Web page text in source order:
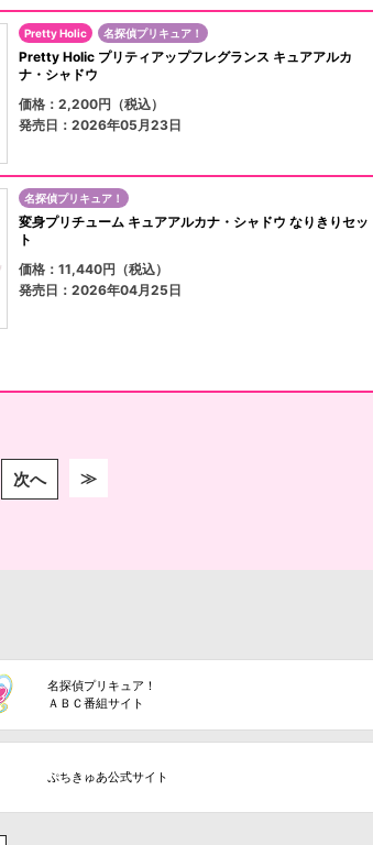
Pretty Holic 名探偵プリキュア！
Pretty Holic プリティアップフレグランス キュアアルカ
ナ・シャドウ
価格：2,200円（税込）
発売日：2026年05月23日
名探偵プリキュア！
変身プリチューム キュアアルカナ・シャドウ なりきりセッ
ト
価格：11,440円（税込）
発売日：2026年04月25日
次へ ≫
名探偵プリキュア！
ＡＢＣ番組サイト
ぷちきゅあ公式サイト